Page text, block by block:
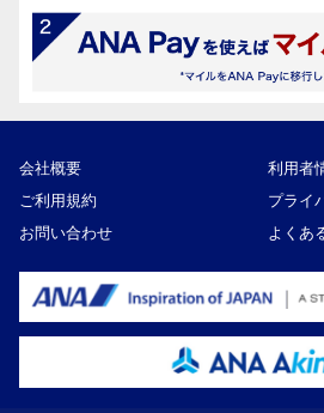
会社概要
利用者
ご利用規約
プライ
お問い合わせ
よくあ